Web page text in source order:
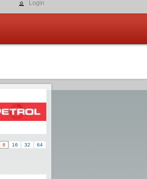
Login
8 16 32 64